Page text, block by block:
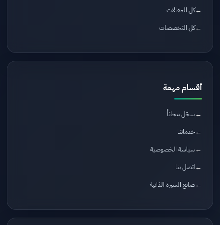
كل المقالات
كل التخصصات
أقسام مهمة
سجّل مجاناً
خدماتنا
سياسة الخصوصية
اتصل بنا
صانع السيرة الذاتية